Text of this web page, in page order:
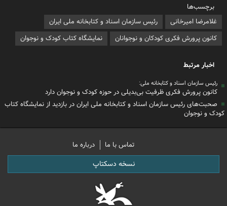
برچسب‌ها
غلامرضا امیرخانی
رئیس سازمان اسناد و کتابخانه ملی ایران
کانون پرورش فکری کودکان و نوجوانان
نمایشگاه کتاب کودک و نوجوان
اخبار مرتبط
رئیس سازمان اسناد و کتابخانه ملی:
کانون پرورش فکری ظرفیت بی‌بدیلی در حوزه کودک و نوجوان دارد
صحبت‌های رئیس سازمان اسناد و کتابخانه ملی ایران در بازدید از نمایشگاه کتاب
کودک و نوجوان
تماس با ما درباره ما
نسخه دسکتاپ